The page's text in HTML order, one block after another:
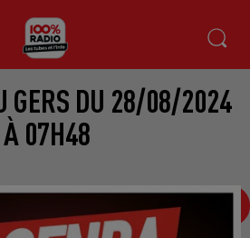
GERS DU 28/08/2024
À 07H48